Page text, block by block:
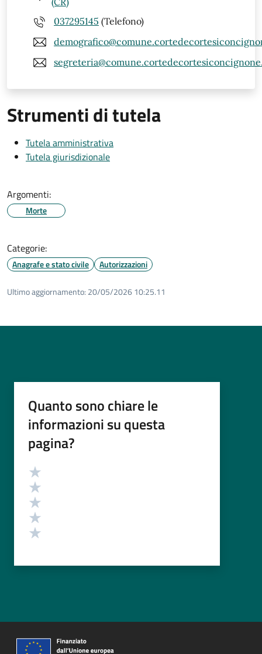
037295145 (Telefono)
Strumenti di tutela
Tutela amministrativa
Tutela giurisdizionale
Argomenti:
Morte
Categorie:
Anagrafe e stato civile Autorizzazioni
Ultimo aggiornamento: 20/05/2026 10:25.11
Quanto sono chiare le
informazioni su questa
pagina?
Valutazione